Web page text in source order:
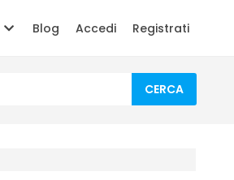
Blog Accedi Registrati
CERCA